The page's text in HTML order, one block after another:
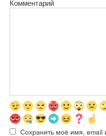
Комментарий
Сохранить моё имя, email